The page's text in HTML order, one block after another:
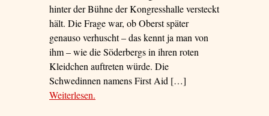
hinter der Bühne der Kongresshalle versteckt
hält. Die Frage war, ob Oberst später
genauso verhuscht – das kennt ja man von
ihm – wie die Söderbergs in ihren roten
Kleidchen auftreten würde. Die
Schwedinnen namens First Aid […]
Weiterlesen– ‘Ein Abend in Samt’
.